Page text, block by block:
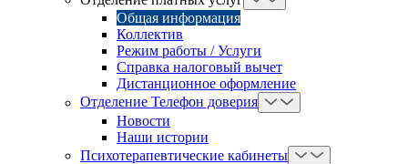
Общая информация
Коллектив
Режим работы / Услуги
Справка налоговый вычет
Дистанционное оформление
Отделение Телефон доверия
Новости
Наши истории
Психотерапевтические кабинеты